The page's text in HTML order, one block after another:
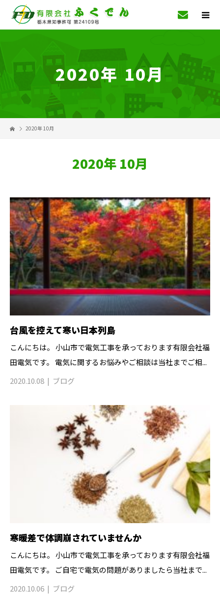
2020年 10月
2020年 10月
2020年 10月
台風を控えて寒い日本列島
こんにちは。 小山市で電気工事を承っております有限会社福
田電気です。 電気に関するお悩みやご相談は当社までご相...
2020.10.08
ブログ
寒暖差で体調崩されていませんか
こんにちは。 小山市で電気工事を承っております有限会社福
田電気です。 ご自宅で電気の問題がありましたら当社まで...
2020.10.06
ブログ